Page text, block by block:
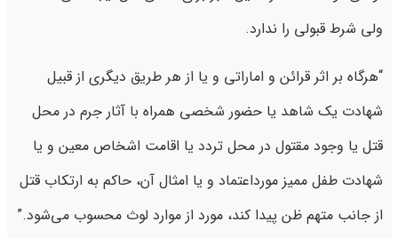
ولی شرط قبولی را ندارد.
“هرگاه بر اثر قرائن و اماراتی و یا از هر طریق دیگری از قبیل
شهادت یک شاهد یا حضور شخصی همراه با آثار جرم در محل
قتل یا وجود مقتول در محل تردد یا اقامت اشخاص معین و یا
شهادت طفل ممیز مورداعتماد و یا امثال آن، حاکم به ارتکاب قتل
از جانب متهم ظن پیدا کند، مورد از موارد لوث محسوب می‌شود.”